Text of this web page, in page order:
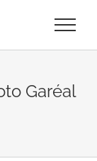
Garéal